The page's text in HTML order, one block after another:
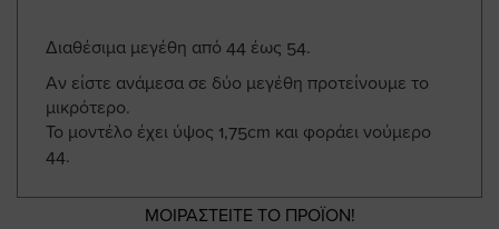
Διαθέσιμα μεγέθη από 44 έως 54.
Αν είστε ανάμεσα σε δύο μεγέθη προτείνουμε το
μικρότερο.
Το μοντέλο έχει ύψος 1,75cm και φοράει νούμερο
44.
ΜΟΙΡΑΣΤΕΙΤΕ ΤΟ ΠΡΟΪΟΝ!